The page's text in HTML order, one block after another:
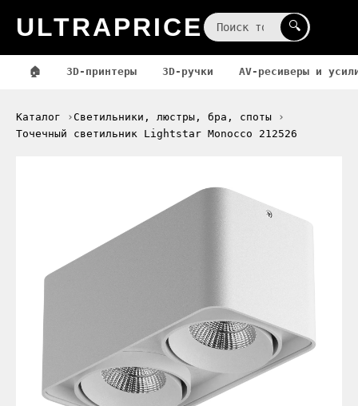
ULTRAPRICE 🔍
🏠 3D-принтеры 3D-ручки AV-ресиверы и
Каталог
Светильники, люстры, бра, споты
Точечный светильник Lightstar Monocco 212526